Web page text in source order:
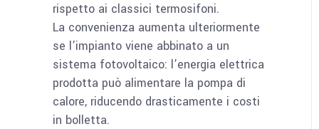
rispetto ai classici termosifoni.
La convenienza aumenta ulteriormente
se l’impianto viene abbinato a un
sistema fotovoltaico: l’energia elettrica
prodotta può alimentare la pompa di
calore, riducendo drasticamente i costi
in bolletta.